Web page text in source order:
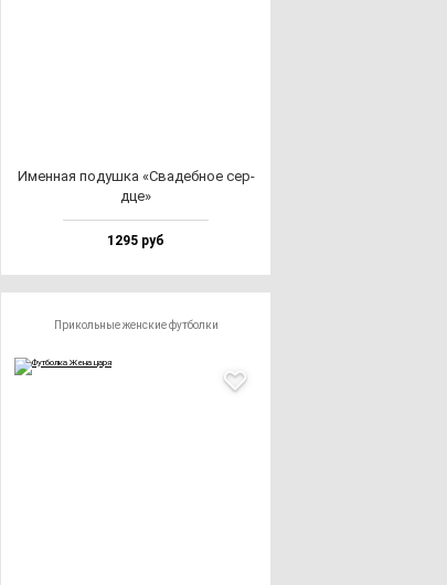
Имен­ная по­душ­ка «Сва­деб­ное сер­
дце»
1295 руб
Прикольные женские футболки